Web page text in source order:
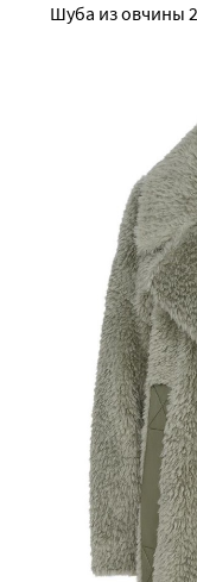
Шуба из овчины